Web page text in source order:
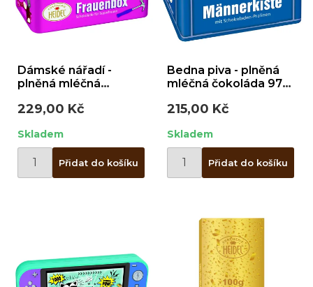
Dámské nářadí -
plněná mléčná
229,00 Kč
Skladem
Přidat do košíku
Bedna piva - plněná
mléčná čokoláda 97g
215,00 Kč
Skladem
Přidat do košíku